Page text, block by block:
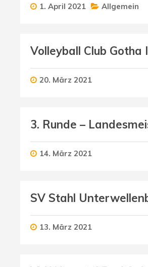
1. April 2021 Allgemein
20. März 2021
14. März 2021
13. März 2021